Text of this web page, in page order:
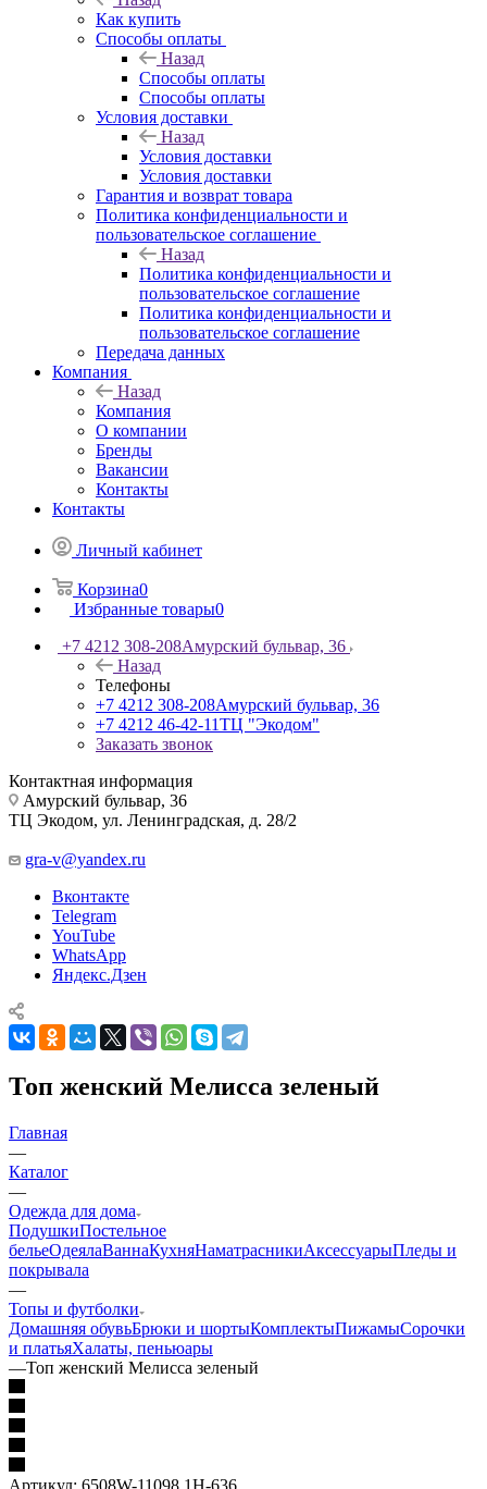
Как купить
Способы оплаты
Назад
Способы оплаты
Способы оплаты
Условия доставки
Назад
Условия доставки
Условия доставки
Гарантия и возврат товара
Политика конфиденциальности и
пользовательское соглашение
Назад
Политика конфиденциальности и
пользовательское соглашение
Политика конфиденциальности и
пользовательское соглашение
Передача данных
Компания
Назад
Компания
О компании
Бренды
Вакансии
Контакты
Контакты
Личный кабинет
Корзина0
Избранные товары0
+7 4212 308-208Амурский бульвар, 36
Назад
Телефоны
+7 4212 308-208Амурский бульвар, 36
+7 4212 46-42-11ТЦ "Экодом"
Заказать звонок
Контактная информация
Амурский бульвар, 36
ТЦ Экодом, ул. Ленинградская, д. 28/2
gra-v@yandex.ru
Вконтакте
Telegram
YouTube
WhatsApp
Яндекс.Дзен
Топ женский Мелисса зеленый
Главная
—
Каталог
—
Одежда для дома
ПодушкиПостельное
бельеОдеялаВаннаКухняНаматрасникиАксессуарыПледы и
покрывала
—
Топы и футболки
Домашняя обувьБрюки и шортыКомплектыПижамыСорочки
и платьяХалаты, пеньюары
—Топ женский Мелисса зеленый
Артикул: 6508W-11098.1H-636